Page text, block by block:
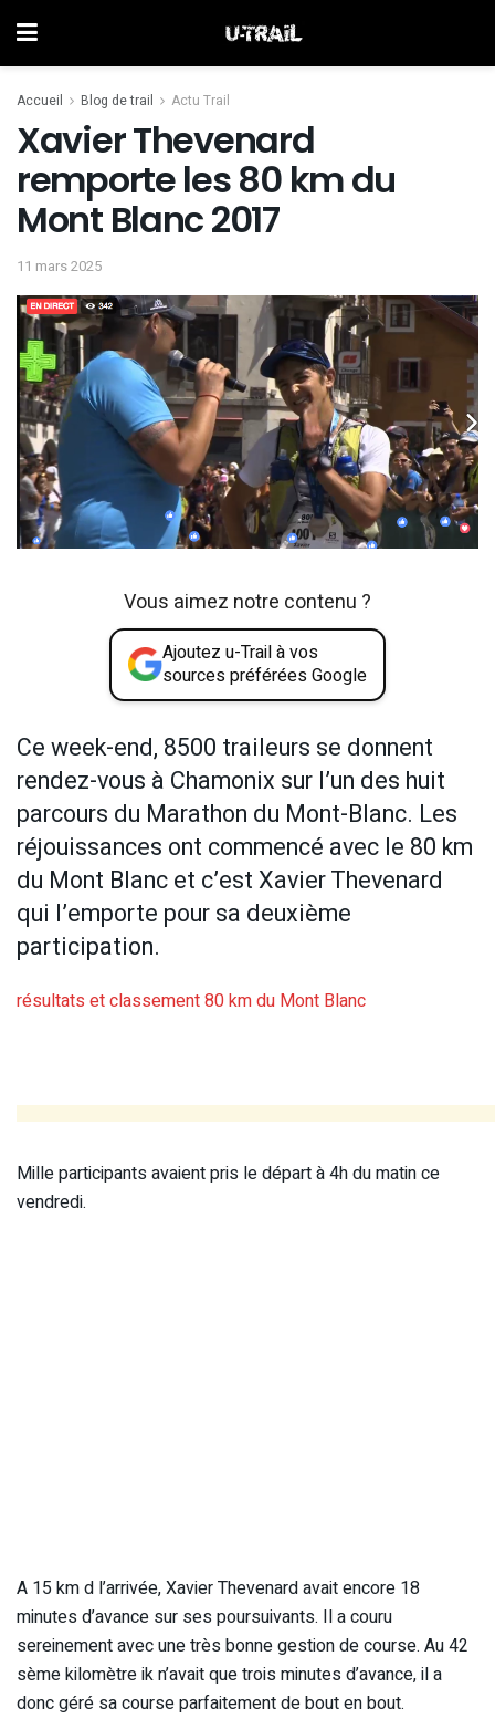
Accueil Blog de trail Actu Trail
Xavier Thevenard
remporte les 80 km du
Mont Blanc 2017
11 mars 2025
Vous aimez notre contenu ?
Ajoutez u-Trail à vos
sources préférées Google
Ce week-end, 8500 traileurs se donnent
rendez-vous à Chamonix sur l’un des huit
parcours du Marathon du Mont-Blanc. Les
réjouissances ont commencé avec le 80 km
du Mont Blanc et c’est Xavier Thevenard
qui l’emporte pour sa deuxième
participation.
résultats et classement 80 km du Mont Blanc
Mille participants avaient pris le départ à 4h du matin ce
vendredi.
A 15 km d l’arrivée, Xavier Thevenard avait encore 18
minutes d’avance sur ses poursuivants. Il a couru
sereinement avec une très bonne gestion de course. Au 42
sème kilomètre ik n’avait que trois minutes d’avance, il a
donc géré sa course parfaitement de bout en bout.